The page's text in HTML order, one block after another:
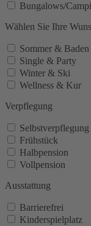
Bungalows/
Wählen Sie Ihre
Sommer & Baden
Single & Party
Winter & Ski
Wellness & Kur
Verpflegung
Selbstverpflegung
Frühstück
Halbpension
Vollpension
Ausstattung
Barrierefrei
Kinderspielplatz